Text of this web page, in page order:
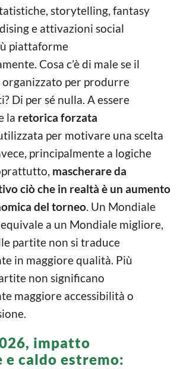
storytelling, fantasy
e attivazioni social
piattaforme
Cosa c’è di male se il
per produrre
Di per sé nulla. A essere
la retorica forzata
per motivare una scelta
principalmente a logiche
mascherare da
ciò che in realtà è un aumento
del torneo. Un Mondiale
a un Mondiale migliore,
partite non si traduce
in maggiore qualità. Più
non significano
maggiore accessibilità o
impatto
e caldo estremo: